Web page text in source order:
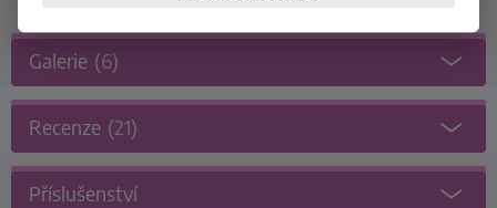
Galerie (6)
Recenze (21)
Příslušenství